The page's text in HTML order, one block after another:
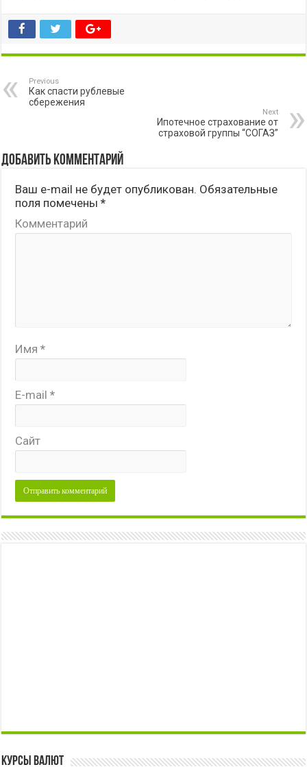
Previous
Как спасти рублевые
сбережения
Next
Ипотечное страхование от
страховой группы “СОГАЗ”
Добавить комментарий
Ваш e-mail не будет опубликован. Обязательные
поля помечены*
Комментарий
Имя*
E-mail*
Сайт
Курсы валют